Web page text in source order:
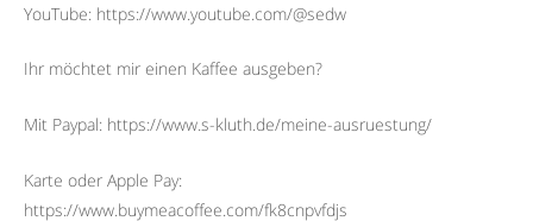
YouTube: https://www.youtube.com/@sedw
Ihr möchtet mir einen Kaffee ausgeben?
Mit Paypal: https://www.s-kluth.de/meine-ausruestung/
Karte oder Apple Pay:
https://www.buymeacoffee.com/fk8cnpvfdjs